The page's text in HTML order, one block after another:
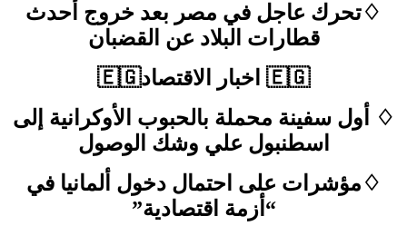
♢تحرك عاجل في مصر بعد خروج أحدث
قطارات البلاد عن القضبان
🇪🇬 اخبار الاقتصاد🇪🇬
♢ أول سفينة محملة بالحبوب الأوكرانية إلى
اسطنبول علي وشك الوصول
♢مؤشرات على احتمال دخول ألمانيا في
“أزمة اقتصادية”